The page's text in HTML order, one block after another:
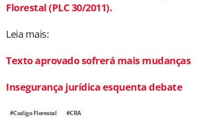
Florestal (PLC 30/2011).
Leia mais:
Texto aprovado sofrerá mais mudanças
Insegurança jurídica esquenta debate
#Codigo Florestal #CRA